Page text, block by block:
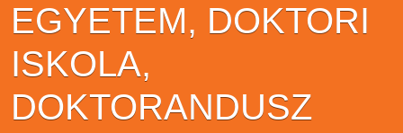
EGYETEM, DOKTORI
ISKOLA,
DOKTORANDUSZ